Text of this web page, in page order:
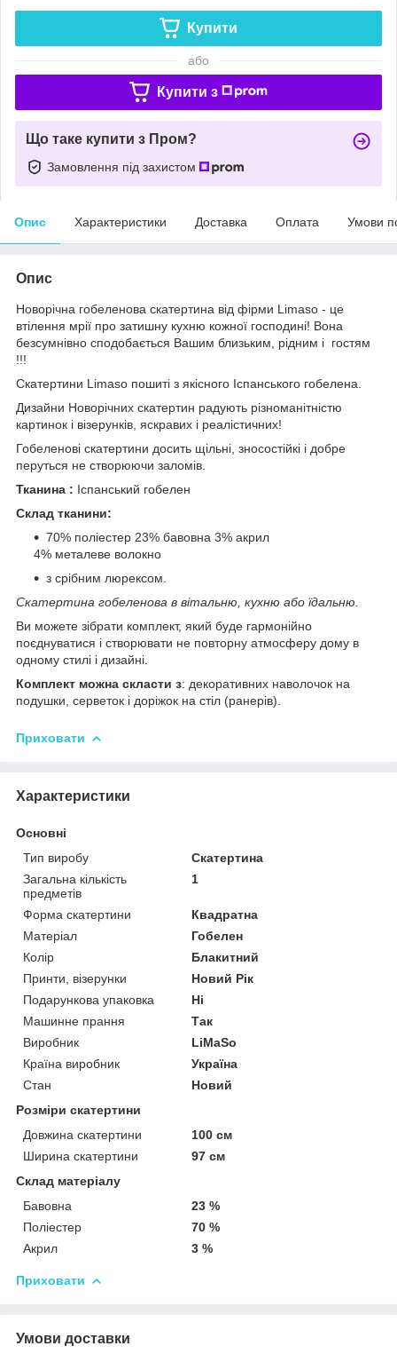
Купити
або
Купити з
Що таке купити з Пром?
Замовлення під захистом
Опис Характеристики Доставка Оплата Умови
Опис
Новорічна гобеленова скатертина від фірми Limaso - це
втілення мрії про затишну кухню кожної господині! Вона
безсумнівно сподобається Вашим близьким, рідним і гостям
!!!
Скатертини Limaso пошиті з якісного Іспанського гобелена.
Дизайни Новорічних скатертин радують різноманітністю
картинок і візерунків, яскравих і реалістичних!
Гобеленові скатертини досить щільні, зносостійкі і добре
перуться не створюючи заломів.
Тканина : Іспанський гобелен
Склад тканини:
70% поліестер 23% бавовна 3% акрил
4% металеве волокно
з срібним люрексом.
Скатертина гобеленова в вітальню, кухню або їдальню.
Ви можете зібрати комплект, який буде гармонійно
поєднуватися і створювати не повторну атмосферу дому в
одному стилі і дизайні.
Комплект можна скласти з: декоративних наволочок на
подушки, серветок і доріжок на стіл (ранерів).
Приховати
Характеристики
Основні
Тип виробу
Скатертина
Загальна кількість
предметів
1
Форма скатертини
Квадратна
Матеріал
Гобелен
Колір
Блакитний
Принти, візерунки
Новий Рік
Подарункова упаковка
Ні
Машинне прання
Так
Виробник
LiMaSo
Країна виробник
Україна
Стан
Новий
Розміри скатертини
Довжина скатертини
100 см
Ширина скатертини
97 см
Склад матеріалу
Бавовна
23 %
Поліестер
70 %
Акрил
3 %
Приховати
Умови доставки